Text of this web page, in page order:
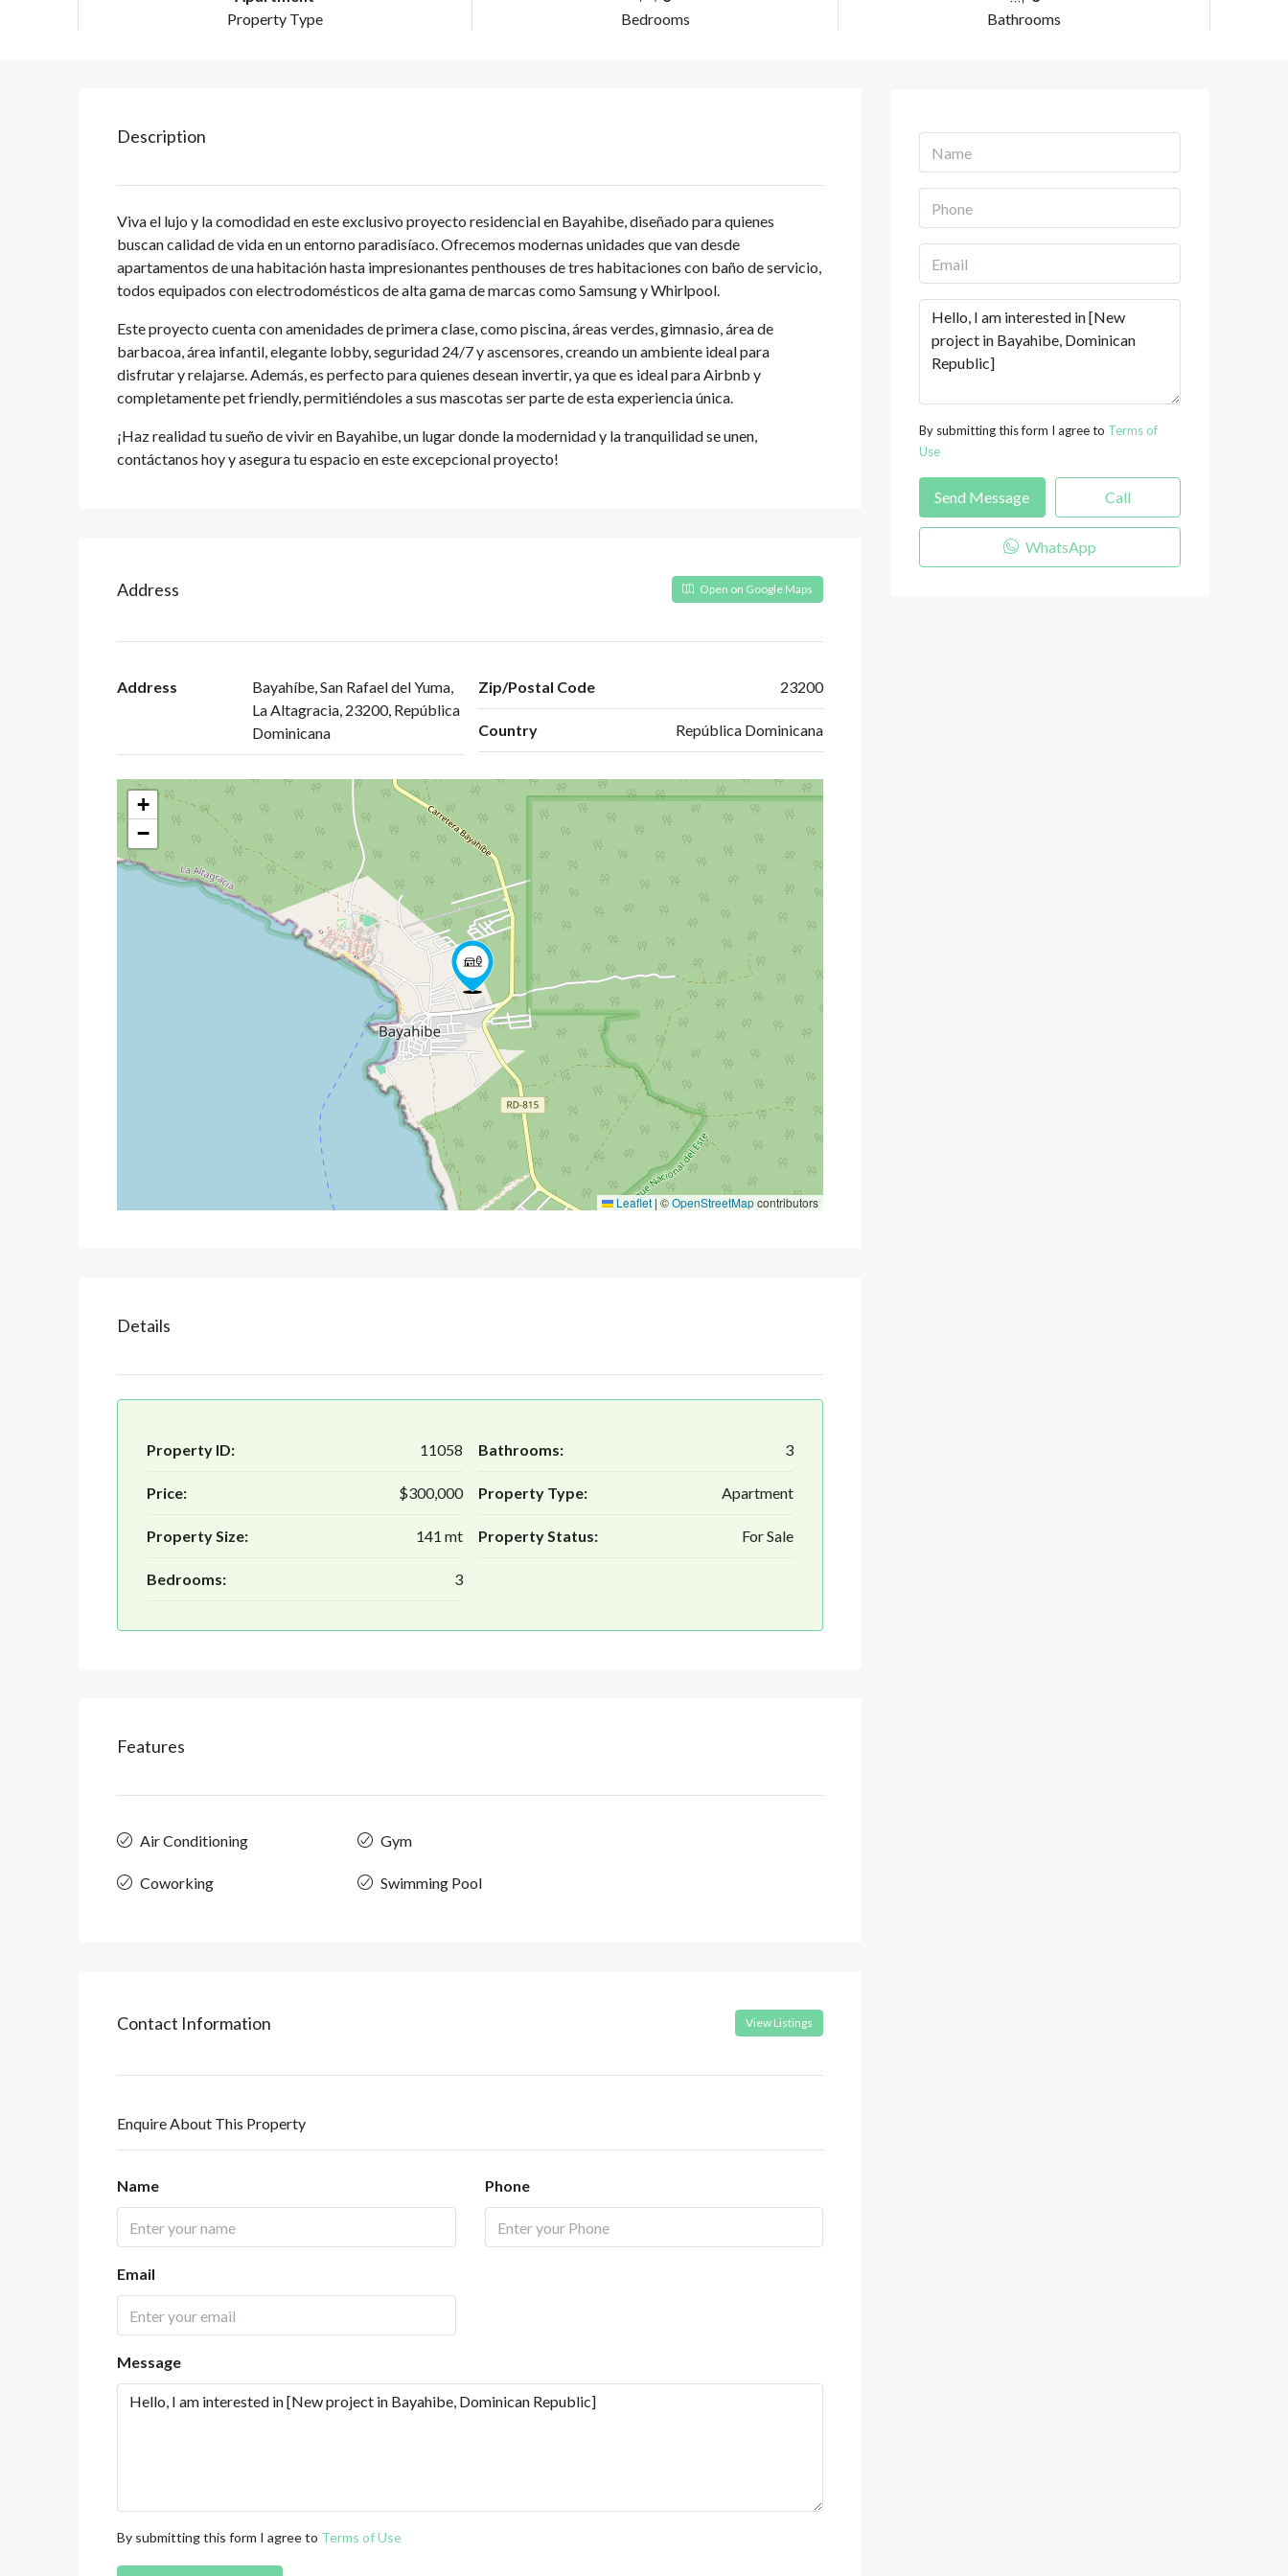
Property Type
Bedrooms
Bathrooms
Description
Viva el lujo y la comodidad en este exclusivo proyecto residencial en Bayahibe, diseñado para quienes
buscan calidad de vida en un entorno paradisíaco. Ofrecemos modernas unidades que van desde
apartamentos de una habitación hasta impresionantes penthouses de tres habitaciones con baño de servicio,
todos equipados con electrodomésticos de alta gama de marcas como Samsung y Whirlpool.
Este proyecto cuenta con amenidades de primera clase, como piscina, áreas verdes, gimnasio, área de
barbacoa, área infantil, elegante lobby, seguridad 24/7 y ascensores, creando un ambiente ideal para
disfrutar y relajarse. Además, es perfecto para quienes desean invertir, ya que es ideal para Airbnb y
completamente pet friendly, permitiéndoles a sus mascotas ser parte de esta experiencia única.
¡Haz realidad tu sueño de vivir en Bayahibe, un lugar donde la modernidad y la tranquilidad se unen,
contáctanos hoy y asegura tu espacio en este excepcional proyecto!
Address Open on Google Maps
Address
Bayahíbe, San Rafael del Yuma,
La Altagracia, 23200, República
Dominicana
Zip/Postal Code 23200
Country República Dominicana
+
−
Leaflet | ©OpenStreetMapcontributors
Details
Property ID: 11058
Price: $300,000
Property Size: 141 mt
Bedrooms: 3
Bathrooms: 3
Property Type: Apartment
Property Status: For Sale
Features
Air Conditioning
Coworking
Gym
Swimming Pool
Contact Information View Listings
Enquire About This Property
Name Phone
Email
Message
By submitting this form I agree to Terms of Use
By submitting this form I agree to Terms of
Use
Send Message Call
WhatsApp